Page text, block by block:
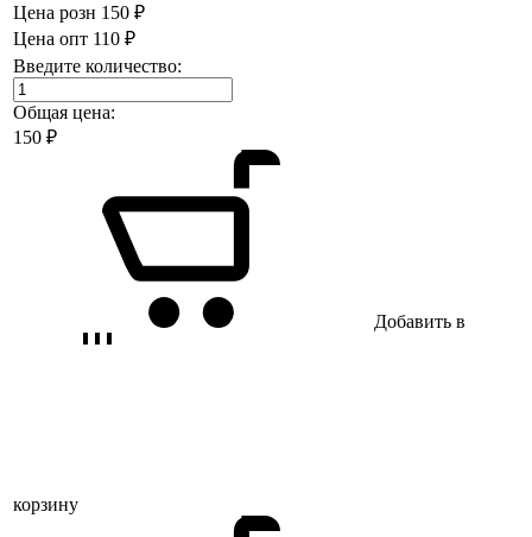
Цена розн 150 ₽
Цена опт 110 ₽
Введите количество:
Общая цена:
150 ₽
Добавить в
корзину